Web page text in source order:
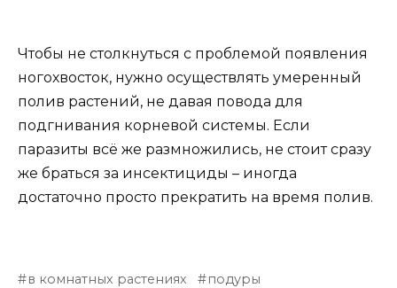
Чтобы не столкнуться с проблемой появления
ногохвосток, нужно осуществлять умеренный
полив растений, не давая повода для
подгнивания корневой системы. Если
паразиты всё же размножились, не стоит сразу
же браться за инсектициды – иногда
достаточно просто прекратить на время полив.
в комнатных растениях подуры